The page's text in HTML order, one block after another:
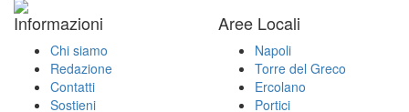
Informazioni
Chi siamo
Redazione
Contatti
Sostieni
Aree Locali
Napoli
Torre del Greco
Ercolano
Portici